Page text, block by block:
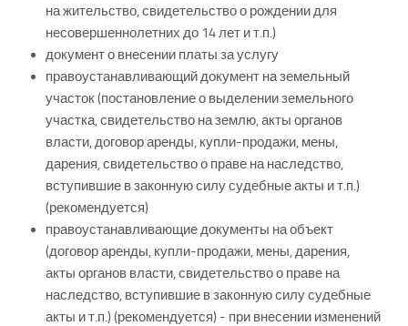
на жительство, свидетельство о рождении для
несовершеннолетних до 14 лет и т.п.)
документ о внесении платы за услугу
правоустанавливающий документ на земельный
участок (постановление о выделении земельного
участка, свидетельство на землю, акты органов
власти, договор аренды, купли-продажи, мены,
дарения, свидетельство о праве на наследство,
вступившие в законную силу судебные акты и т.п.)
(рекомендуется)
правоустанавливающие документы на объект
(договор аренды, купли-продажи, мены, дарения,
акты органов власти, свидетельство о праве на
наследство, вступившие в законную силу судебные
акты и т.п.) (рекомендуется) - при внесении изменений